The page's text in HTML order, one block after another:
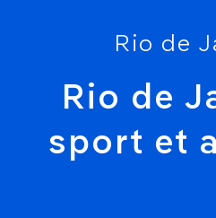
Rio de
Rio de
sport et